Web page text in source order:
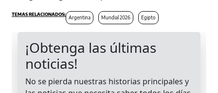
Argentina Mundial 2026 Egipto